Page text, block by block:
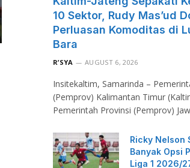
10 Sektor, Rudy Mas’ud
Perluasan Komoditas di
Bara
R’SYA AUGUST 6, 2026
Insitekaltim, Samarinda –
(Pemprov) Kalimantan Timur
Pemerintah Provinsi (Pemprov)
Ricky Nelson
Banyak Opsi
Liga 1 2026/